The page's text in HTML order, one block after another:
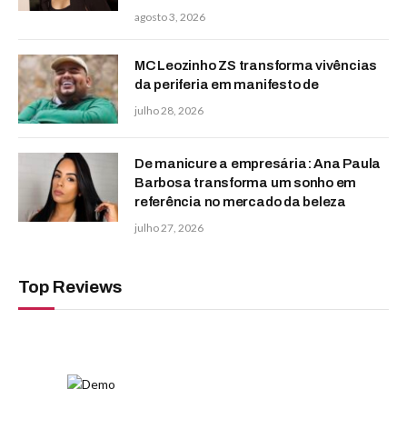
agosto 3, 2026
MC Leozinho ZS transforma vivências
da periferia em manifesto de
julho 28, 2026
De manicure a empresária: Ana Paula
Barbosa transforma um sonho em
referência no mercado da beleza
julho 27, 2026
Top Reviews